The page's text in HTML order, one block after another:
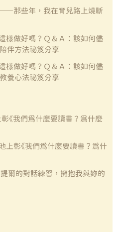
——那些年，我在育兒路上燒斷
樣做好嗎？Ｑ＆Ａ：該如何儘
伴方法祕笈分享
樣做好嗎？Ｑ＆Ａ：該如何儘
養心法祕笈分享
彰《我們為什麼要讀書？為什麼
池上彰《我們為什麼要讀書？為什
提爾的對話練習，擁抱我與妳的